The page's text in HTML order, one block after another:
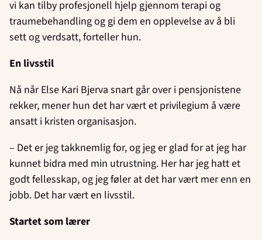
vi kan tilby profesjonell hjelp gjennom terapi og
traumebehandling og gi dem en opplevelse av å bli
sett og verdsatt, forteller hun.
En livsstil
Nå når Else Kari Bjerva snart går over i pensjonistene
rekker, mener hun det har vært et privilegium å være
ansatt i kristen organisasjon.
– Det er jeg takknemlig for, og jeg er glad for at jeg har
kunnet bidra med min utrustning. Her har jeg hatt et
godt fellesskap, og jeg føler at det har vært mer enn en
jobb. Det har vært en livsstil.
Startet som lærer